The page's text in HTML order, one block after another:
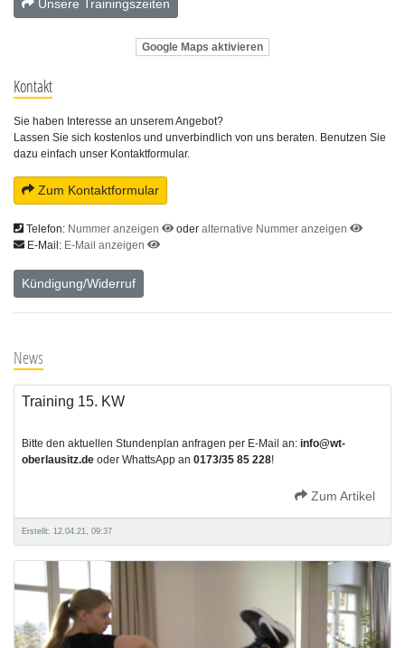
Unsere Trainingszeiten
Google Maps aktivieren
Kontakt
Sie haben Interesse an unserem Angebot?
Lassen Sie sich kostenlos und unverbindlich von uns beraten. Benutzen Sie
dazu einfach unser Kontaktformular.
Zum Kontaktformular
Telefon: Nummer anzeigen oder alternative Nummer anzeigen
E-Mail: E-Mail anzeigen
Kündigung/Widerruf
News
Training 15. KW
Bitte den aktuellen Stundenplan anfragen per E-Mail an: info@wt-
oberlausitz.de oder WhattsApp an 0173/35 85 228!
Zum Artikel
Erstellt: 12.04.21, 09:37